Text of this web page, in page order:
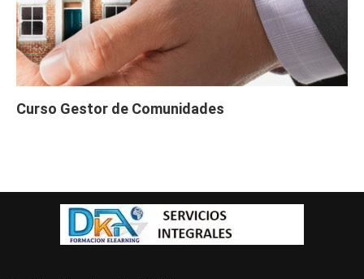
Curso Gestor de Comunidades